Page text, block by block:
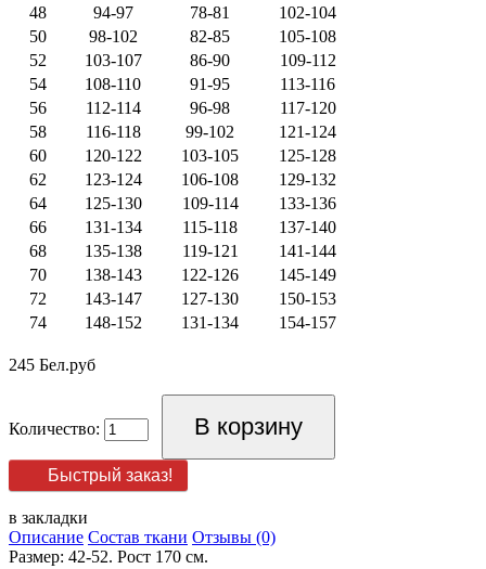
48
94-97 78-81
102-104
50
98-102 82-85
105-108
52
103-107 86-90
109-112
54
108-110 91-95
113-116
56
112-114 96-98
117-120
58
116-118 99-102
121-124
60
120-122 103-105
125-128
62
123-124 106-108
129-132
64
125-130 109-114
133-136
66
131-134 115-118
137-140
68
135-138 119-121
141-144
70
138-143 122-126
145-149
72
143-147 127-130
150-153
74
148-152 131-134 154-157
245 Бел.руб
Количество:
Быстрый заказ!
в закладки
Описание Состав ткани Отзывы (0)
Размер: 42-52. Рост 170 см.